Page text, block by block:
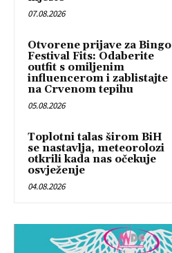
07.08.2026
Otvorene prijave za Bingo
Festival Fits: Odaberite
outfit s omiljenim
influencerom i zablistajte
na Crvenom tepihu
05.08.2026
Toplotni talas širom BiH
se nastavlja, meteorolozi
otkrili kada nas očekuje
osvježenje
04.08.2026